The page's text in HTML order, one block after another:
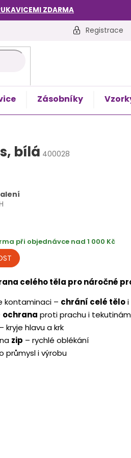
ZDARMA
Registrace
Zásobníky
bílá 400028
při objednávce nad 1 000 Kč
celého těla pro náročné
kontaminaci – chrání celé těloi
ochrana proti prachu i tekutinám
– kryje hlavu a krk
zip – rychlé oblékání
průmysl i výrobu